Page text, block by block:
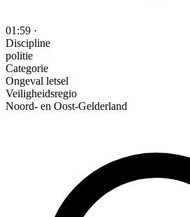
01:59 ·
Discipline
politie
Categorie
Ongeval letsel
Veiligheidsregio
Noord- en Oost-Gelderland